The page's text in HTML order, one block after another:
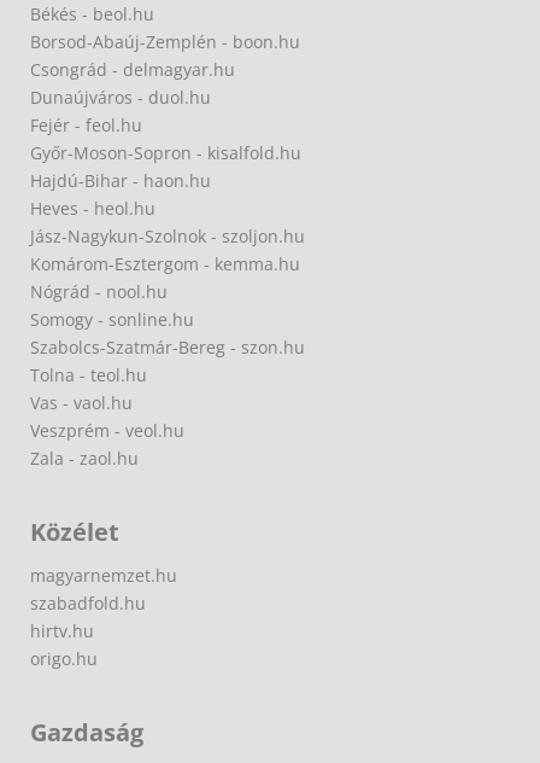
Békés - beol.hu
Borsod-Abaúj-Zemplén - boon.hu
Csongrád - delmagyar.hu
Dunaújváros - duol.hu
Fejér - feol.hu
Győr-Moson-Sopron - kisalfold.hu
Hajdú-Bihar - haon.hu
Heves - heol.hu
Jász-Nagykun-Szolnok - szoljon.hu
Komárom-Esztergom - kemma.hu
Nógrád - nool.hu
Somogy - sonline.hu
Szabolcs-Szatmár-Bereg - szon.hu
Tolna - teol.hu
Vas - vaol.hu
Veszprém - veol.hu
Zala - zaol.hu
Közélet
magyarnemzet.hu
szabadfold.hu
hirtv.hu
origo.hu
Gazdaság